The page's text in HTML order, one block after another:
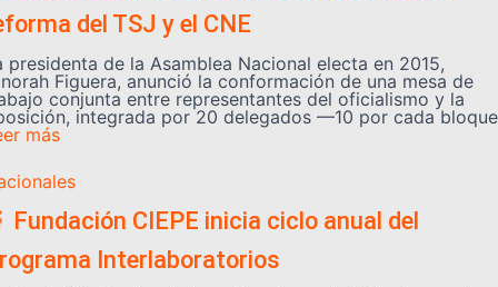
del TSJ y el CNE
presidenta de la Asamblea Nacional electa en 2015,
Figuera, anunció la conformación de una mesa de
conjunta entre representantes del oficialismo y la
integrada por 20 delegados —10 por cada bloque
más
Fundación CIEPE inicia ciclo anual del
Interlaboratorios